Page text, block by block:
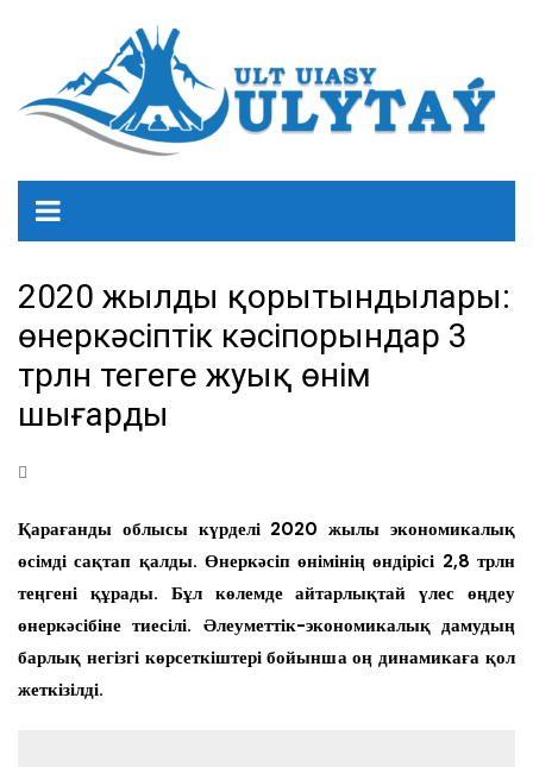
2020 жылдың қорытындылары:
өнеркәсіптік кәсіпорындар 3
трлн теңгеге жуық өнім
шығарды
Қарағанды облысы күрделі 2020 жылы экономикалық
өсімді сақтап қалды. Өнеркәсіп өнімінің өндірісі 2,8 трлн
теңгені құрады. Бұл көлемде айтарлықтай үлес өңдеу
өнеркәсібіне тиесілі. Әлеуметтік-экономикалық дамудың
барлық негізгі көрсеткіштері бойынша оң динамикаға қол
жеткізілді.